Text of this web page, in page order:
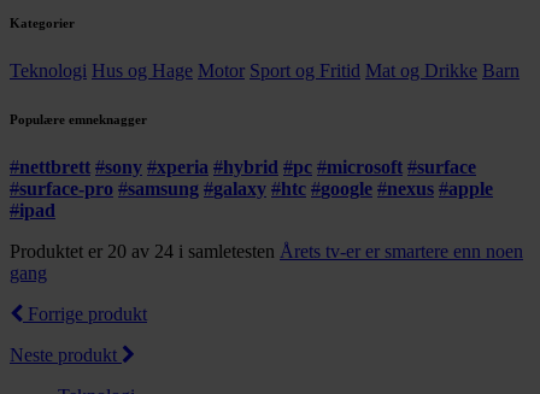
Kategorier
Teknologi Hus og Hage Motor Sport og Fritid Mat og Drikke Barn
Populære emneknagger
#nettbrett #sony #xperia #hybrid #pc #microsoft #surface
#surface-pro #samsung #galaxy #htc #google #nexus #apple
#ipad
Produktet er 20 av 24 i samletesten Årets tv-er er smartere enn noen
gang
Forrige produkt
Neste produkt